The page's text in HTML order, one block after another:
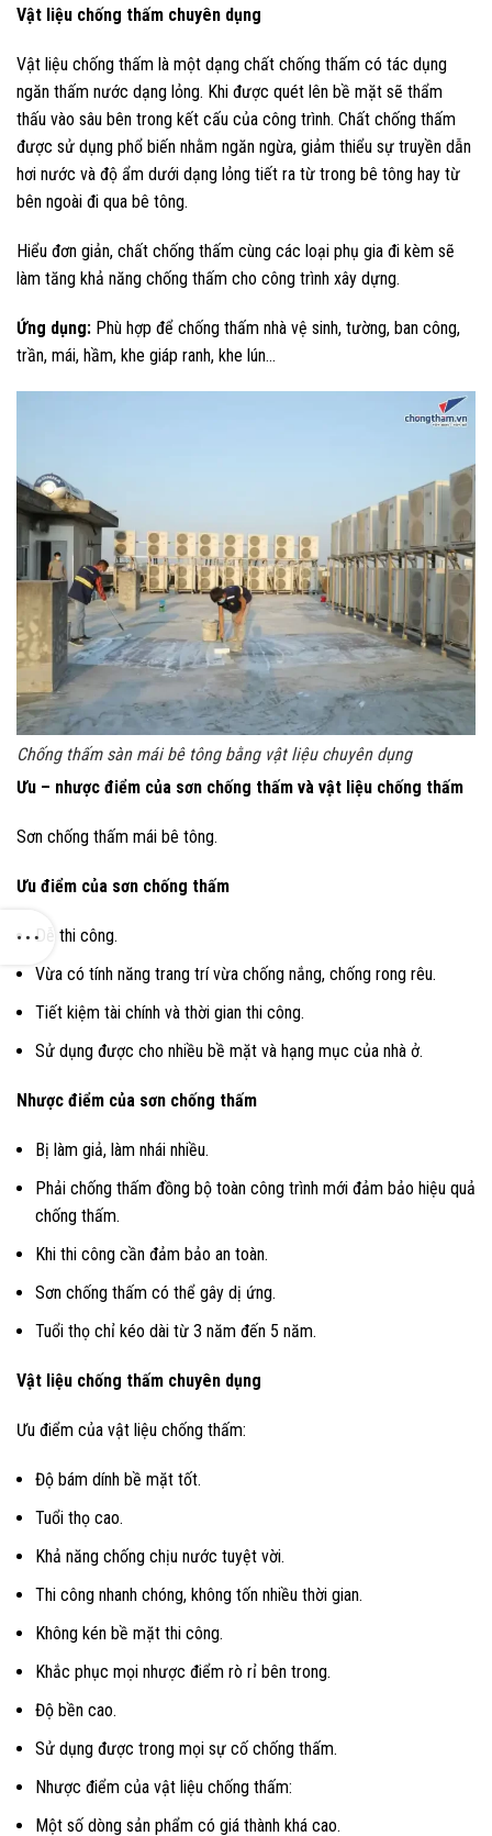
Vật liệu chống thấm chuyên dụng
Vật liệu chống thấm là một dạng chất chống thấm có tác dụng
ngăn thấm nước dạng lỏng. Khi được quét lên bề mặt sẽ thẩm
thấu vào sâu bên trong kết cấu của công trình. Chất chống thấm
được sử dụng phổ biến nhằm ngăn ngừa, giảm thiểu sự truyền dẫn
hơi nước và độ ẩm dưới dạng lỏng tiết ra từ trong bê tông hay từ
bên ngoài đi qua bê tông.
Hiểu đơn giản, chất chống thấm cùng các loại phụ gia đi kèm sẽ
làm tăng khả năng chống thấm cho công trình xây dựng.
Ứng dụng: Phù hợp để chống thấm nhà vệ sinh, tường, ban công,
trần, mái, hầm, khe giáp ranh, khe lún…
Chống thấm sàn mái bê tông bằng vật liệu chuyên dụng
Ưu – nhược điểm của sơn chống thấm và vật liệu chống thấm
Sơn chống thấm mái bê tông.
Ưu điểm của sơn chống thấm
Dễ thi công.
Vừa có tính năng trang trí vừa chống nắng, chống rong rêu.
Tiết kiệm tài chính và thời gian thi công.
Sử dụng được cho nhiều bề mặt và hạng mục của nhà ở.
Nhược điểm của sơn chống thấm
Bị làm giả, làm nhái nhiều.
Phải chống thấm đồng bộ toàn công trình mới đảm bảo hiệu quả
chống thấm.
Khi thi công cần đảm bảo an toàn.
Sơn chống thấm có thể gây dị ứng.
Tuổi thọ chỉ kéo dài từ 3 năm đến 5 năm.
Vật liệu chống thấm chuyên dụng
Ưu điểm của vật liệu chống thấm:
Độ bám dính bề mặt tốt.
Tuổi thọ cao.
Khả năng chống chịu nước tuyệt vời.
Thi công nhanh chóng, không tốn nhiều thời gian.
Không kén bề mặt thi công.
Khắc phục mọi nhược điểm rò rỉ bên trong.
Độ bền cao.
Sử dụng được trong mọi sự cố chống thấm.
Nhược điểm của vật liệu chống thấm:
Một số dòng sản phẩm có giá thành khá cao.